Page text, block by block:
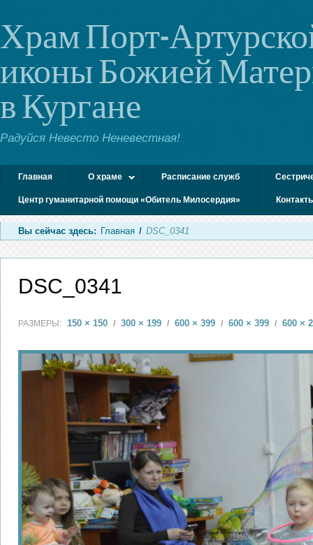
Храм Порт-
иконы Божией
в Кургане
Радуйся Невесто Неневестная!
Главная О храме Расписание служб
Центр гуманитарной помощи «Обитель Милосердия»
Вы сейчас здесь: Главная / DSC_0341
DSC_0341
РАЗМЕРЫ: 150 × 150 / 300 × 199 / 600 × 399 / 600 × 399 / 600 ×